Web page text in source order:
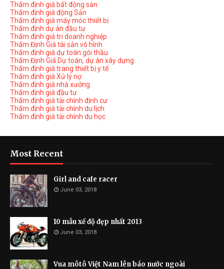
Thẩm định giá bất động sản
Thẩm định giá động Sản
Thẩm định giá máy móc thiết bị
Thẩm định dự án đầu tư
Thẩm định giá tri doanh nghiệp
Thẩm Định Giá tài sản vô hình
Thẩm định giá dự toán gói thầu
Thẩm Định Giá Dự toán, dự án xây dựng
Thẩm định giá trang thiết bị y tế
Thẩm định giá Xử lý nợ
Thẩm định giá nhà xưởng
Thẩm định giá đầu tư
Thẩm định giá tài chính định cư
Thẩm định giá tài chính du lịch
Thẩm định giá tài chính du học
Most Recent
Girl and cafe racer
June 03, 2018
10 mẫu xế độ đẹp nhất 2013
June 03, 2018
Vua môtô Việt Nam lên báo nước ngoài